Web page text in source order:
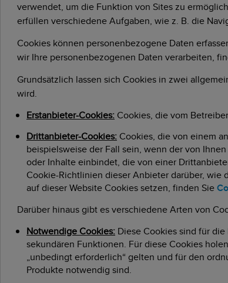
verwendet, um die Funktion von Sites zu
erfüllen verschiedene Aufgaben, wie z. B. die
Cookies können personenbezogene Daten
wir Ihre personenbezogenen Daten verarbeiten,
Grundsätzlich lassen sich Cookies in zwei
wird.
Erstanbieter-Cookies: Cookies, die vom
Drittanbieter-Cookies: Cookies, die von einem
beispielsweise der Fall sein, wenn der von
oder Inhalte einbindet, die von einer
Cookie-Richtlinien dieser Anbieter darüber,
auf dieser Website Cookies setzen, finden Sie
Darüber hinaus gibt es verschiedene Arten von
Notwendige Cookies: Diese Cookies sind für
sekundären Funktionen. Für diese Cookies
„unbedingt erforderlich“ gelten und für den
Produkte notwendig sind.